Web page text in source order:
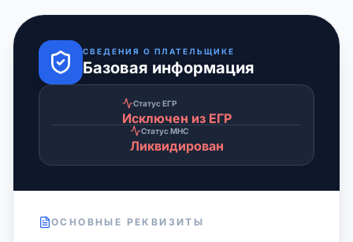
СВЕДЕНИЯ О ПЛАТЕЛЬЩИКЕ
Базовая информация
Статус ЕГР
Исключен из ЕГР
Статус МНС
Ликвидирован
ОСНОВНЫЕ РЕКВИЗИТЫ